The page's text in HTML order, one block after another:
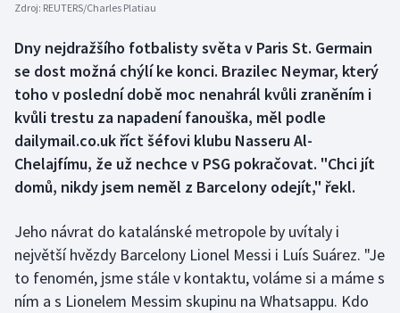
Box
Curling
Dostihy
Florbal
Futsal
Golf
Zdroj: REUTERS/Charles Platiau
Dny nejdražšího fotbalisty světa v Paris St. Germain
se dost možná chýlí ke konci. Brazilec Neymar, který
toho v poslední době moc nenahrál kvůli zraněním i
kvůli trestu za napadení fanouška, měl podle
dailymail.co.uk říct šéfovi klubu Nasseru Al-
Chelajfímu, že už nechce v PSG pokračovat. "Chci jít
domů, nikdy jsem neměl z Barcelony odejít," řekl.
Jeho návrat do katalánské metropole by uvítaly i
největší hvězdy Barcelony Lionel Messi i Luís Suárez. "Je
to fenomén, jsme stále v kontaktu, voláme si a máme s
ním a s Lionelem Messim skupinu na Whatsappu. Kdo